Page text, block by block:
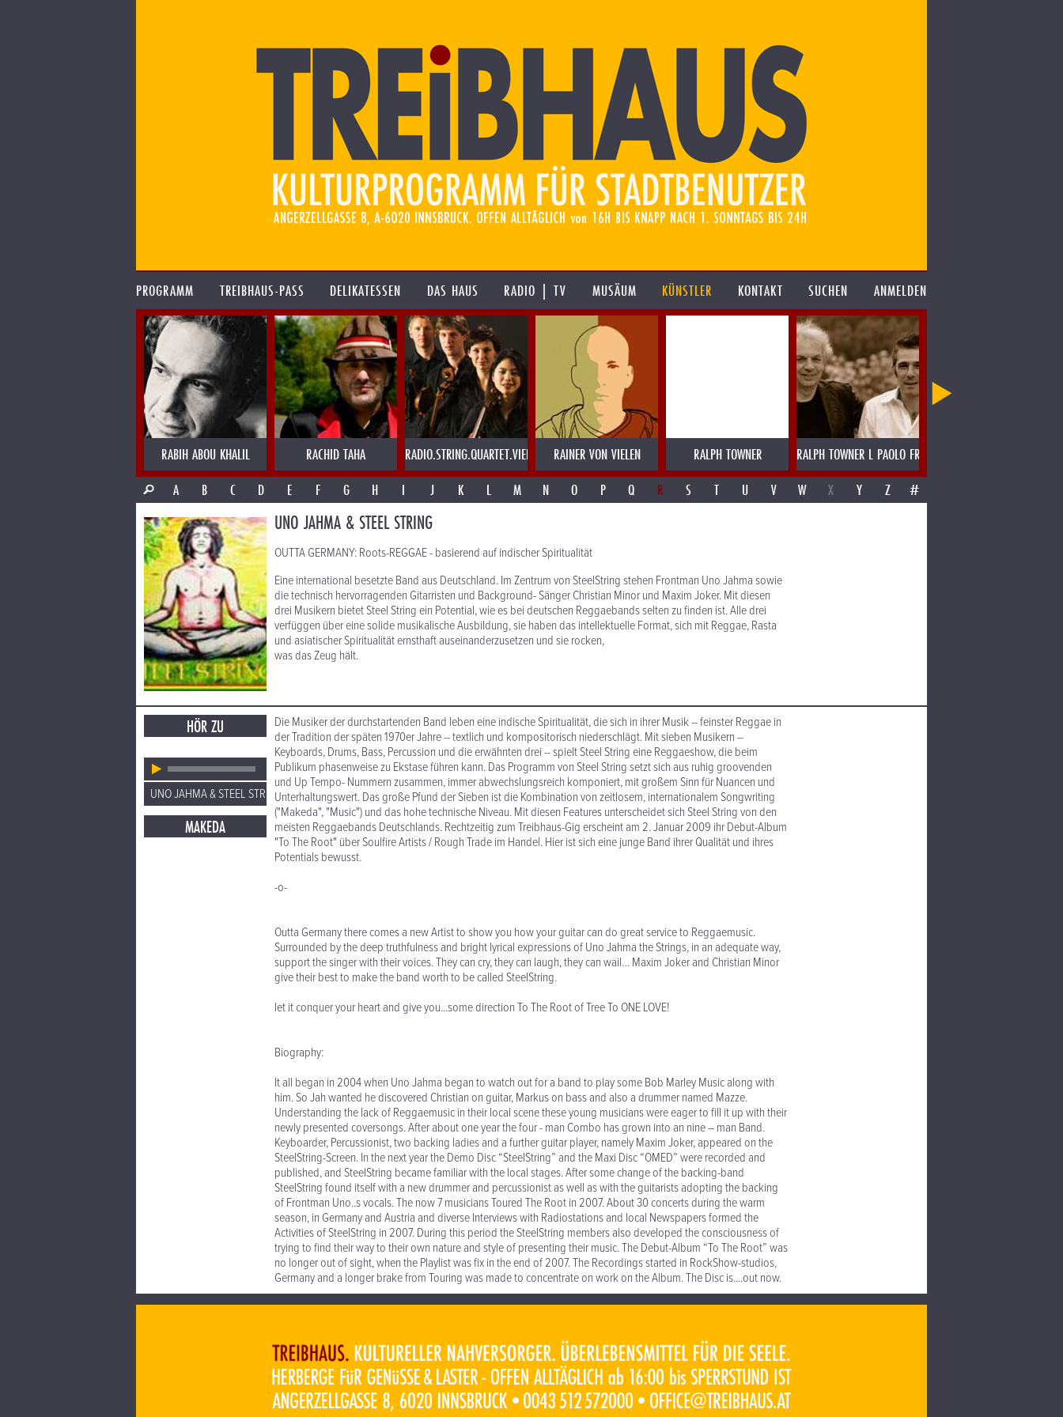
PROGRAMM TREIBHAUS-PASS DELIKATESSEN DAS HAUS RADIO | TV MUSÄUM KÜNSTLER KONTAKT SUCHEN ANMELDEN
RABIH ABOU KHALIL RACHID TAHA RADIO.STRING.QUARTET.VIENNA RAINER VON VIELEN RALPH TOWNER RALPH TOWNER L PAOLO FRESU
A
B C D E F G H I J K L M N O P Q R S T U V W X Y Z #
UNO JAHMA & STEEL STRING
OUTTA GERMANY: Roots-REGGAE - basierend auf indischer Spiritualität
Eine international besetzte Band aus Deutschland. Im Zentrum von SteelString stehen Frontman Uno Jahma sowie
die technisch hervorragenden Gitarristen und Background- Sänger Christian Minor und Maxim Joker. Mit diesen
drei Musikern bietet Steel String ein Potential, wie es bei deutschen Reggaebands selten zu finden ist. Alle drei
verfüggen über eine solide musikalische Ausbildung, sie haben das intellektuelle Format, sich mit Reggae, Rasta
und asiatischer Spiritualität ernsthaft auseinanderzusetzen und sie rocken,
was das Zeug hält.
HÖR ZU
UNO JAHMA & STEEL STRING
MAKEDA
Die Musiker der durchstartenden Band leben eine indische Spiritualität, die sich in ihrer Musik -- feinster Reggae in
der Tradition der späten 1970er Jahre -- textlich und kompositorisch niederschlägt. Mit sieben Musikern --
Keyboards, Drums, Bass, Percussion und die erwähnten drei -- spielt Steel String eine Reggaeshow, die beim
Publikum phasenweise zu Ekstase führen kann. Das Programm von Steel String setzt sich aus ruhig groovenden
und Up Tempo- Nummern zusammen, immer abwechslungsreich komponiert, mit großem Sinn für Nuancen und
Unterhaltungswert. Das große Pfund der Sieben ist die Kombination von zeitlosem, internationalem Songwriting
("Makeda", "Music") und das hohe technische Niveau. Mit diesen Features unterscheidet sich Steel String von den
meisten Reggaebands Deutschlands. Rechtzeitig zum Treibhaus-Gig erscheint am 2. Januar 2009 ihr Debut-Album
"To The Root" über Soulfire Artists / Rough Trade im Handel. Hier ist sich eine junge Band ihrer Qualität und ihres
Potentials bewusst.
-o-
Outta Germany there comes a new Artist to show you how your guitar can do great service to Reggaemusic.
Surrounded by the deep truthfulness and bright lyrical expressions of Uno Jahma the Strings, in an adequate way,
support the singer with their voices. They can cry, they can laugh, they can wail… Maxim Joker and Christian Minor
give their best to make the band worth to be called SteelString.
let it conquer your heart and give you...some direction To The Root of Tree To ONE LOVE!
Biography:
It all began in 2004 when Uno Jahma began to watch out for a band to play some Bob Marley Music along with
him. So Jah wanted he discovered Christian on guitar, Markus on bass and also a drummer named Mazze.
Understanding the lack of Reggaemusic in their local scene these young musicians were eager to fill it up with their
newly presented coversongs. After about one year the four - man Combo has grown into an nine – man Band.
Keyboarder, Percussionist, two backing ladies and a further guitar player, namely Maxim Joker, appeared on the
SteelString-Screen. In the next year the Demo Disc “SteelString” and the Maxi Disc “OMED” were recorded and
published, and SteelString became familiar with the local stages. After some change of the backing-band
SteelString found itself with a new drummer and percussionist as well as with the guitarists adopting the backing
of Frontman Uno..s vocals. The now 7 musicians Toured The Root in 2007. About 30 concerts during the warm
season, in Germany and Austria and diverse Interviews with Radiostations and local Newspapers formed the
Activities of SteelString in 2007. During this period the SteelString members also developed the consciousness of
trying to find their way to their own nature and style of presenting their music. The Debut-Album “To The Root” was
no longer out of sight, when the Playlist was fix in the end of 2007. The Recordings started in RockShow-studios,
Germany and a longer brake from Touring was made to concentrate on work on the Album. The Disc is....out now.